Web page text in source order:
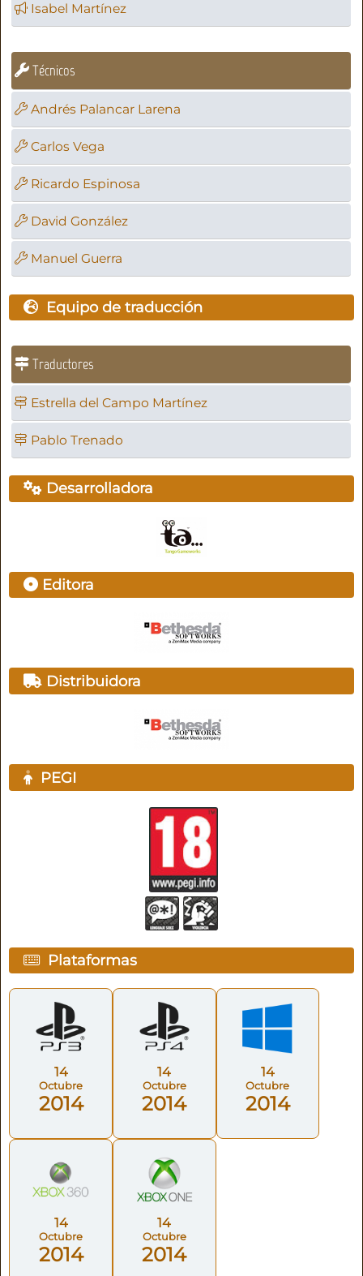
Isabel Martínez
Técnicos
Andrés Palancar Larena
Carlos Vega
Ricardo Espinosa
David González
Manuel Guerra
Equipo de traducción
Traductores
Estrella del Campo Martínez
Pablo Trenado
Desarrolladora
Editora
Distribuidora
PEGI
Plataformas
14
Octubre
2014
14
Octubre
2014
14
Octubre
2014
14
Octubre
2014
14
Octubre
2014